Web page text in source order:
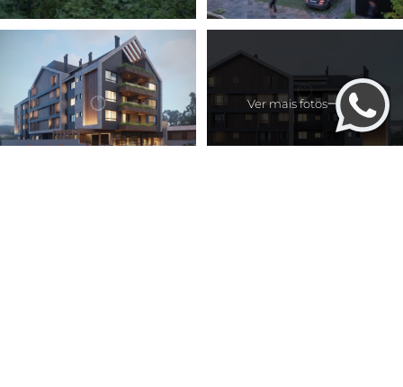
Ver mais fotos